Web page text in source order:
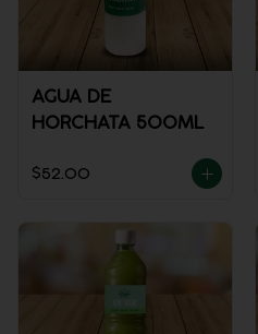
AGUA DE
HORCHATA 500ML
$52.00